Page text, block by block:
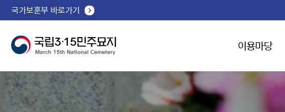
국가보훈부 바로가기
이용마당